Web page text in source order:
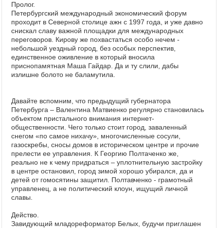
Пролог.
Петербургский международный экономический форум
проходит в Северной столице ажн с 1997 года, и уже давно
снискал славу важной площадки для международных
переговоров. Кирову же похвастаться особо нечем -
небольшой уездный город, без особых перспектив,
единственное оживление в который вносила
приснопамятная Маша Гайдар. Да и ту слили, дабы
излишне болото не баламутила.
Давайте вспомним, что предыдущий губернатора
Петербурга – Валентина Матвиенко регулярно становилась
объектом пристального внимания интернет-
общественности. Чего только стоит город, заваленный
снегом «по самое нихачу», многочисленные сосули,
газоскребы, сносы домов в историческом центре и прочие
прелести ее управления. К Георгию Полтаченко же,
реально не к чему придраться – уплотнительную застройку
в центре остановил, город зимой хорошо убирался, да и
детей от гомосятины защитил. Полтавченко - грамотный
управленец, а не политический клоун, ищущий личной
славы.
Действо.
Завидующий младореформатор Белых, будучи приглашен